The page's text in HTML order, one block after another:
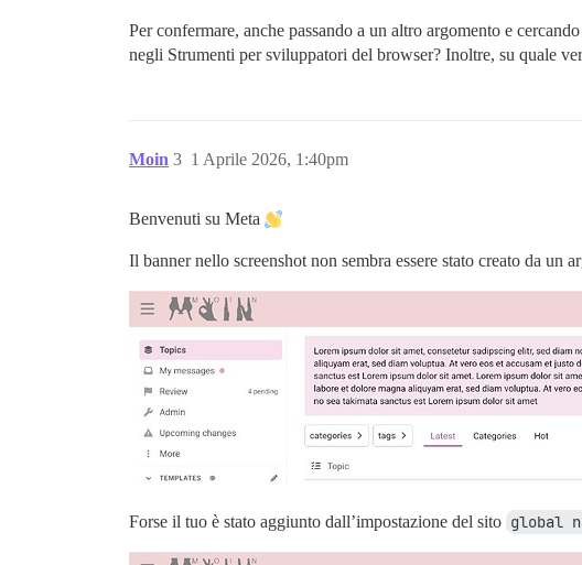
Per confermare, anche passando a un altro argomento e
negli Strumenti per sviluppatori del browser? Inoltre, su quale
Moin 1 Aprile 2026, 1:40pm
3
Benvenuti su Meta
Il banner nello screenshot non sembra essere stato creato da
Forse il tuo è stato aggiunto dall’impostazione del sito global